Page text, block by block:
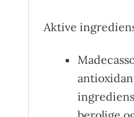
Aktive